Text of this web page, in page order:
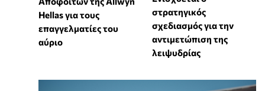
Hellas για τους
επαγγελματίες του
αύριο
στρατηγικός
σχεδιασμός για την
αντιμετώπιση της
λειψυδρίας